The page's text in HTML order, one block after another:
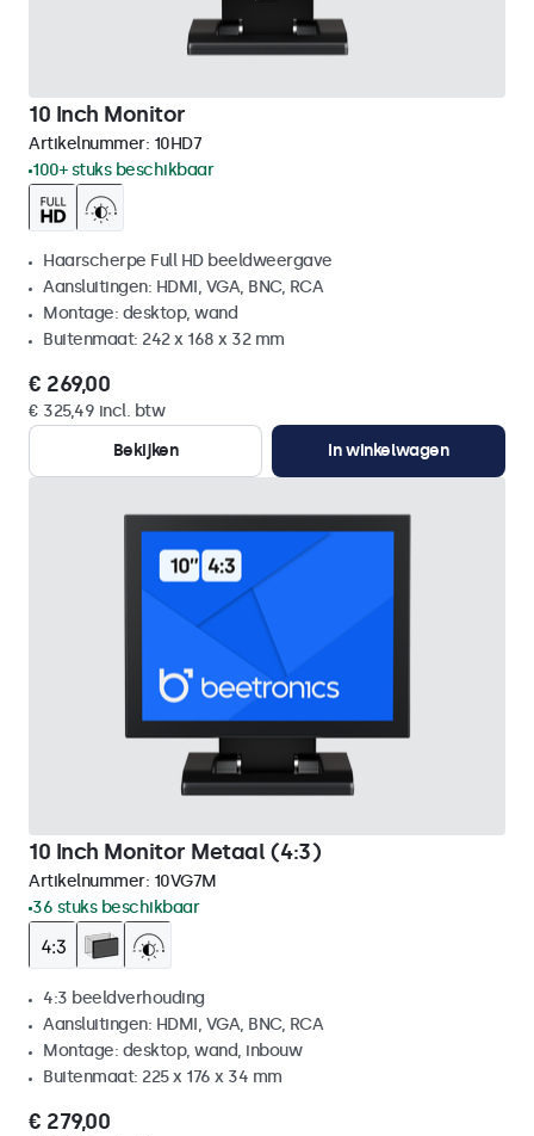
10 Inch Monitor
Artikelnummer: 10HD7
100+ stuks beschikbaar
Haarscherpe Full HD beeldweergave
Aansluitingen: HDMI, VGA, BNC, RCA
Montage: desktop, wand
Buitenmaat: 242 x 168 x 32 mm
€ 269,00
€ 325,49 incl. btw
Bekijken
In winkelwagen
10 Inch Monitor Metaal (4:3)
Artikelnummer: 10VG7M
36 stuks beschikbaar
4:3 beeldverhouding
Aansluitingen: HDMI, VGA, BNC, RCA
Montage: desktop, wand, inbouw
Buitenmaat: 225 x 176 x 34 mm
€ 279,00